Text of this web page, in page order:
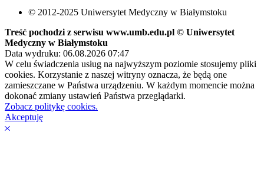
© 2012-2025 Uniwersytet Medyczny w Białymstoku
Treść pochodzi z serwisu www.umb.edu.pl © Uniwersytet
Medyczny w Białymstoku
Data wydruku: 06.08.2026 07:47
W celu świadczenia usług na najwyższym poziomie stosujemy pliki
cookies. Korzystanie z naszej witryny oznacza, że będą one
zamieszczane w Państwa urządzeniu. W każdym momencie można
dokonać zmiany ustawień Państwa przeglądarki.
Zobacz politykę cookies.
Akceptuję